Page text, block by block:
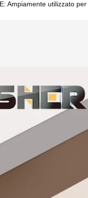
Ampiamente utilizzato